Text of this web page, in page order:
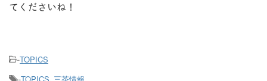
てくださいね！
-TOPICS